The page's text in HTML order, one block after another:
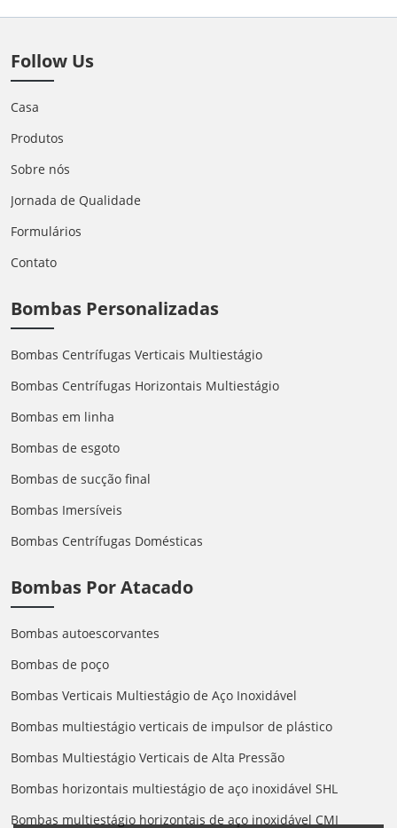
Follow Us
Casa
Produtos
Sobre nós
Jornada de Qualidade
Formulários
Contato
Bombas Personalizadas
Bombas Centrífugas Verticais Multiestágio
Bombas Centrífugas Horizontais Multiestágio
Bombas em linha
Bombas de esgoto
Bombas de sucção final
Bombas Imersíveis
Bombas Centrífugas Domésticas
Bombas Por Atacado
Bombas autoescorvantes
Bombas de poço
Bombas Verticais Multiestágio de Aço Inoxidável
Bombas multiestágio verticais de impulsor de plástico
Bombas Multiestágio Verticais de Alta Pressão
Bombas horizontais multiestágio de aço inoxidável SHL
Bombas multiestágio horizontais de aço inoxidável CMI